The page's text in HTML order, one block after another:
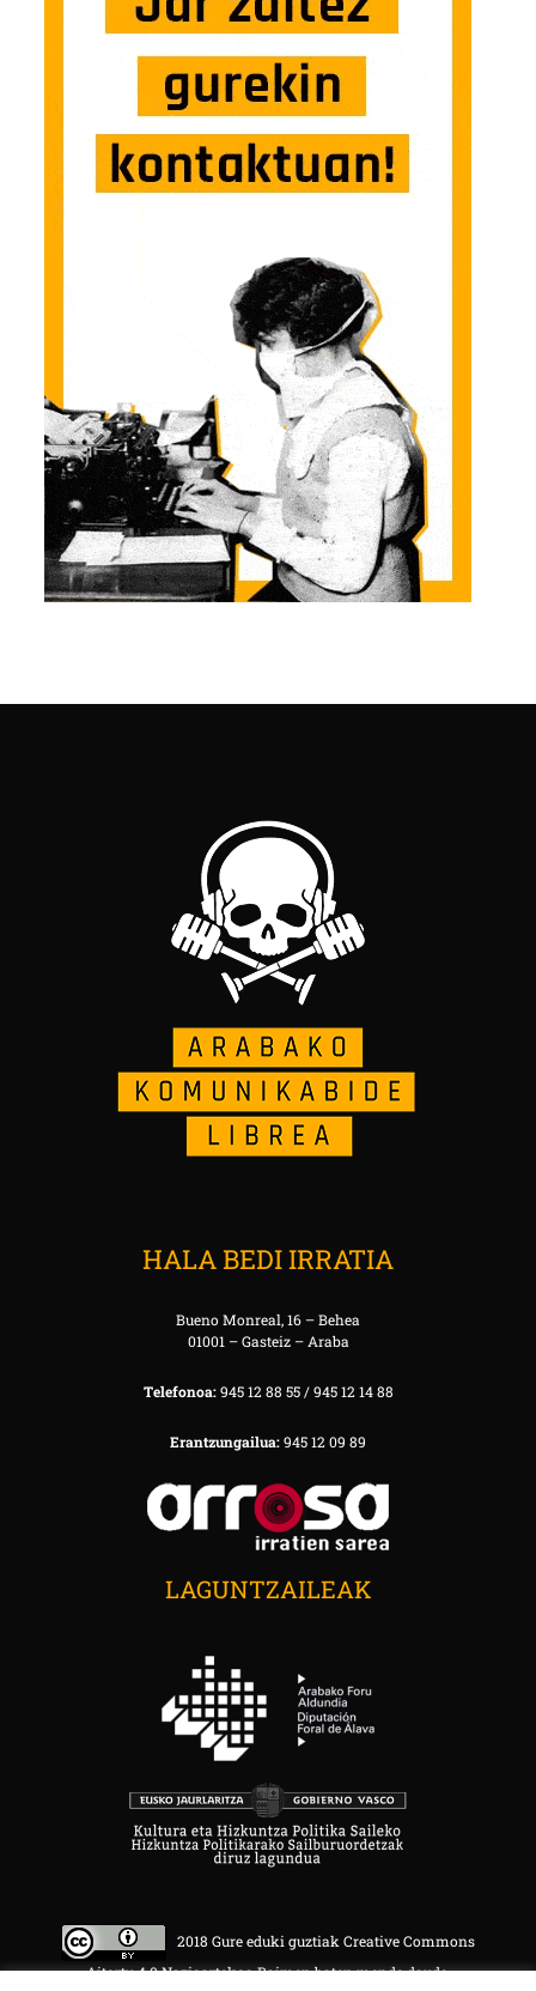
HALA BEDI IRRATIA
Bueno Monreal, 16 – Behea
01001 – Gasteiz – Araba
Telefonoa:945 12 88 55 / 945 12 14 88
Erantzungailua:945 12 09 89
LAGUNTZAILEAK
2018 Gure eduki guztiak Creative Commons
Aitortu 4.0 Nazioartekoa Baimen baten mende daude.